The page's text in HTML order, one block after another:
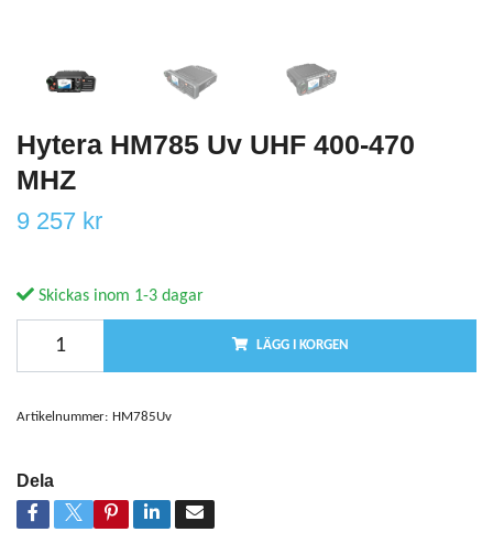
Hytera HM785 Uv UHF 400-470
MHZ
9 257 kr
Skickas inom 1-3 dagar
LÄGG I KORGEN
Artikelnummer: HM785Uv
Dela